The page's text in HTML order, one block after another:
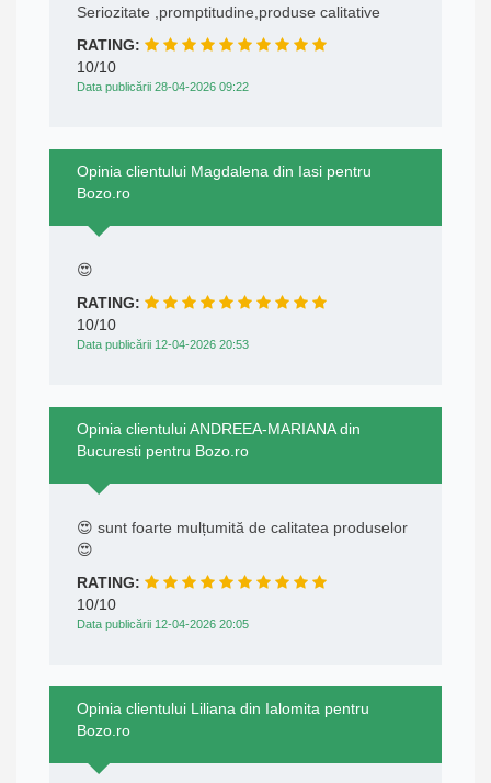
Seriozitate ,promptitudine,produse calitative
RATING:
10/10
Data publicării 28-04-2026 09:22
Opinia clientului Magdalena din Iasi pentru
Bozo.ro
😍
RATING:
10/10
Data publicării 12-04-2026 20:53
Opinia clientului ANDREEA-MARIANA din
Bucuresti pentru Bozo.ro
😍 sunt foarte mulțumită de calitatea produselor
😍
RATING:
10/10
Data publicării 12-04-2026 20:05
Opinia clientului Liliana din Ialomita pentru
Bozo.ro